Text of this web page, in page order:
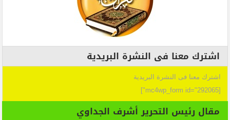
اشترك معنا فى النشرة البريدية
اشترك معنا فى النشرة البريدية
[mc4wp_form id="292065"]
مقال رئيس التحرير أشرف الجداوي